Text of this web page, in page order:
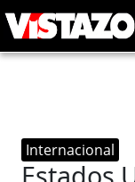
Internacional